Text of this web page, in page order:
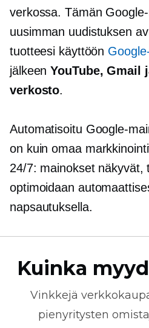
verkossa. Tämän
uusimman uudistuksen
tuotteesi käyttöön
jälkeenYouTube, Gmail
verkosto.
Automatisoitu Google-
on kuin omaa
24/7: mainokset näkyvät,
optimoidaan
napsautuksella.
Kuinka
Vinkkejä
pienyritysten